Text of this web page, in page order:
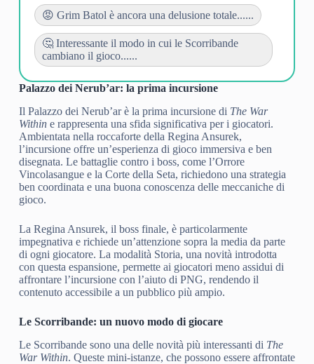
😡 Grim Batol è ancora una delusione totale......
🤔 Interessante il modo in cui le Scorribande
cambiano il gioco......
Palazzo dei Nerub’ar: la prima incursione
Il Palazzo dei Nerub’ar è la prima incursione di The War
Withine rappresenta una sfida significativa per i giocatori.
Ambientata nella roccaforte della Regina Ansurek,
l’incursione offre un’esperienza di gioco immersiva e ben
disegnata. Le battaglie contro i boss, come l’Orrore
Vincolasangue e la Corte della Seta, richiedono una strategia
ben coordinata e una buona conoscenza delle meccaniche di
gioco.
La Regina Ansurek, il boss finale, è particolarmente
impegnativa e richiede un’attenzione sopra la media da parte
di ogni giocatore. La modalità Storia, una novità introdotta
con questa espansione, permette ai giocatori meno assidui di
affrontare l’incursione con l’aiuto di PNG, rendendo il
contenuto accessibile a un pubblico più ampio.
Le Scorribande: un nuovo modo di giocare
Le Scorribande sono una delle novità più interessanti di The
War Within. Queste mini-istanze, che possono essere affrontate